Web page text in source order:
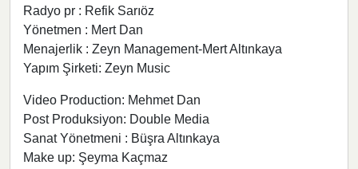
Radyo pr : Refik Sarıöz
Yönetmen : Mert Dan
Menajerlik : Zeyn Management-Mert Altınkaya
Yapım Şirketi: Zeyn Music
Video Production: Mehmet Dan
Post Produksiyon: Double Media
Sanat Yönetmeni : Büşra Altınkaya
Make up: Şeyma Kaçmaz